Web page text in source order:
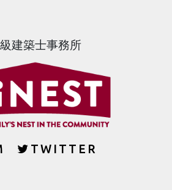
建築士事務所
TWITTER